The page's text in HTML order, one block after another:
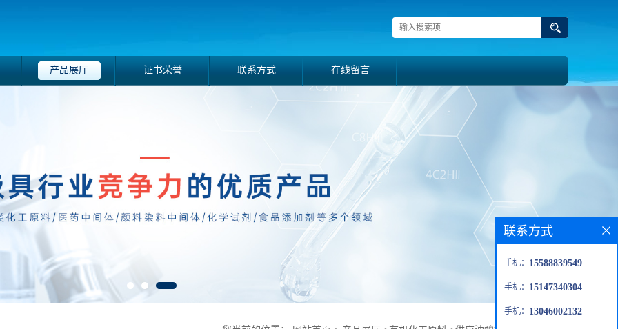
产品展厅 证书荣誉 联系方式 在线留言
联系方式
手机： 15588839549
手机： 15147340304
手机： 13046002132